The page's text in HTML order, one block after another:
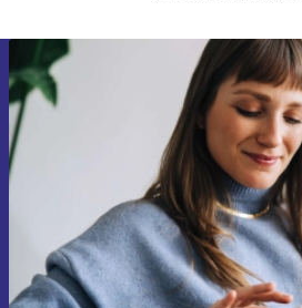
Užsiprenumeruok
Nebepraleisk nė vieno
Registruokitės
Informaciją apie asmens duomenų